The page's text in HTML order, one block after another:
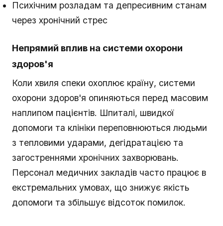
Психічним розладам та депресивним станам
через хронічний стрес
Непрямий вплив на системи охорони
здоров'я
Коли хвиля спеки охоплює країну, системи
охорони здоров'я опиняються перед масовим
наплипом пацієнтів. Шпиталі, швидкої
допомоги та клініки переповнюються людьми
з тепловими ударами, дегідратацією та
загостреннями хронічних захворювань.
Персонал медичних закладів часто працює в
екстремальних умовах, що знижує якість
допомоги та збільшує відсоток помилок.